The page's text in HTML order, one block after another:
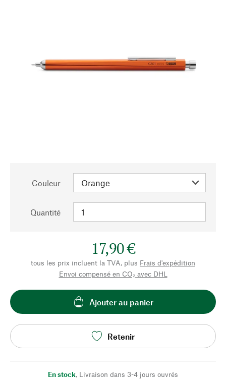
Couleur
Quantité
17,90 €
tous les prix incluent la TVA, plus Frais d'expédition
Envoi compensé en CO₂ avec DHL
Ajouter au panier
Retenir
En stock, Livraison dans 3-4 jours ouvrés